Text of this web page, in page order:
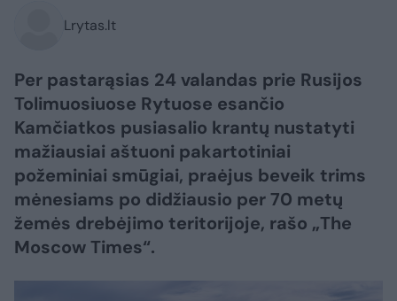
Lrytas.lt
Per pastarąsias 24 valandas prie Rusijos
Tolimuosiuose Rytuose esančio
Kamčiatkos pusiasalio krantų nustatyti
mažiausiai aštuoni pakartotiniai
požeminiai smūgiai, praėjus beveik trims
mėnesiams po didžiausio per 70 metų
žemės drebėjimo teritorijoje, rašo „The
Moscow Times“.